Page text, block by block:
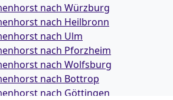
nach Würzburg
nach Heilbronn
nach Ulm
nach Pforzheim
nach Wolfsburg
nach Bottrop
nach Göttingen